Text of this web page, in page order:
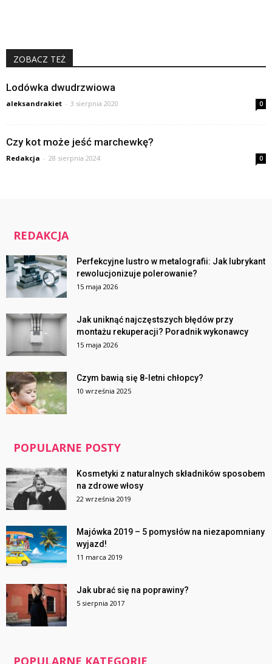
ZOBACZ TEŻ
Lodówka dwudrzwiowa
aleksandrakiet - 3 sierpnia 2020 0
Czy kot może jeść marchewkę?
Redakcja - 28 sierpnia 2024 0
REDAKCJA
Perfekcyjne lustro w metalografii: Jak lubrykant
rewolucjonizuje polerowanie?
15 maja 2026
Jak uniknąć najczęstszych błędów przy
montażu rekuperacji? Poradnik wykonawcy
15 maja 2026
Czym bawią się 8-letni chłopcy?
10 września 2025
POPULARNE POSTY
Kosmetyki z naturalnych składników sposobem
na zdrowe włosy
22 września 2019
Majówka 2019 – 5 pomysłów na niezapomniany
wyjazd!
11 marca 2019
Jak ubrać się na poprawiny?
5 sierpnia 2017
POPULARNE KATEGORIE